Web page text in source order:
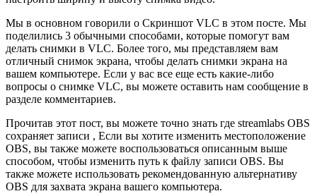
Мы в основном говорили о Скриншот VLC в этом посте. Мы
поделились 3 обычными способами, которые помогут вам
делать снимки в VLC. Более того, мы представляем вам
отличный снимок экрана, чтобы делать снимки экрана на
вашем компьютере. Если у вас все еще есть какие-либо
вопросы о снимке VLC, вы можете оставить нам сообщение в
разделе комментариев.
Прочитав этот пост, вы можете точно знать где streamlabs OBS
сохраняет записи , Если вы хотите изменить местоположение
OBS, вы также можете воспользоваться описанным выше
способом, чтобы изменить путь к файлу записи OBS. Вы
также можете использовать рекомендованную альтернативу
OBS для захвата экрана вашего компьютера.